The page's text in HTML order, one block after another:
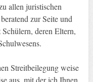
allen juristischen
zur Seite und
deren Eltern,
Streitbeilegung weise
aus, mit der ich Ihnen